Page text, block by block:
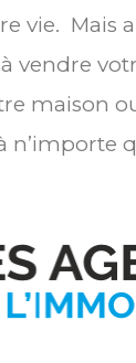
vie. Mais
vendre
maison
n’importe